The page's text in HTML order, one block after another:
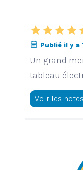
starstarstarstar
event_note Publié il y a
Un grand
tableau
Voir les